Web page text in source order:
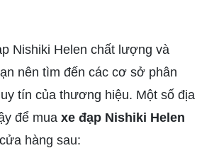
Nishiki Helen chất lượng và
nên tìm đến các cơ sở phân
tín của thương hiệu. Một số địa
để mua xe đạp Nishiki Helen
hàng sau: